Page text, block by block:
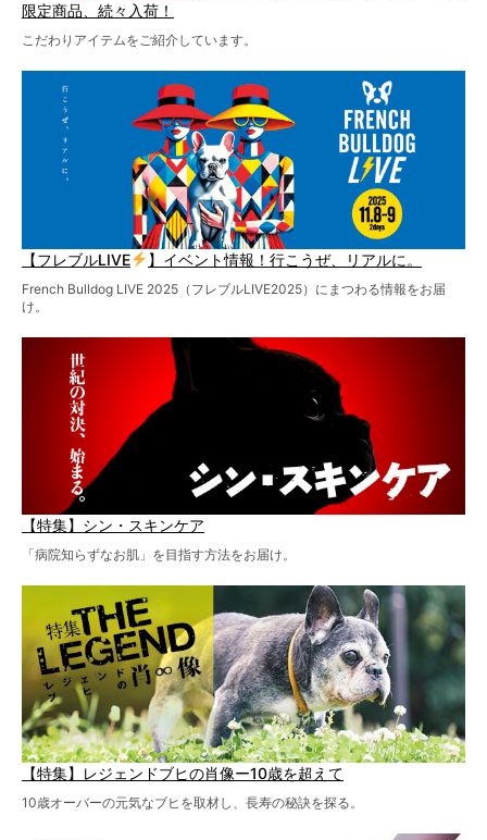
限定商品、続々入荷！
こだわりアイテムをご紹介しています。
【フレブルLIVE 】イベント情報！行こうぜ、リアルに。
French Bulldog LIVE 2025（フレブルLIVE2025）にまつわる情報をお届
け。
【特集】シン・スキンケア
「病院知らずなお肌」を目指す方法をお届け。
【特集】レジェンドブヒの肖像ー10歳を超えて
10歳オーバーの元気なブヒを取材し、長寿の秘訣を探る。